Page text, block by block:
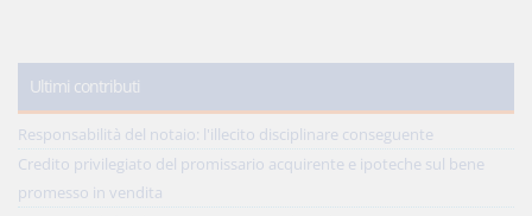
Ultimi contributi
Responsabilità del notaio: l'illecito disciplinare conseguente
Credito privilegiato del promissario acquirente e ipoteche sul bene
promesso in vendita